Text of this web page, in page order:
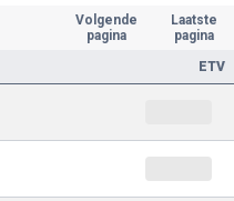
Volgende
pagina
Laatste
pagina
ETV